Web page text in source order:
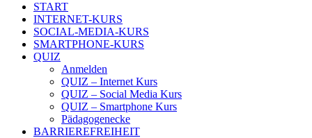
START
INTERNET-KURS
SOCIAL-MEDIA-KURS
SMARTPHONE-KURS
QUIZ
Anmelden
QUIZ – Internet Kurs
QUIZ – Social Media Kurs
QUIZ – Smartphone Kurs
Pädagogenecke
BARRIEREFREIHEIT